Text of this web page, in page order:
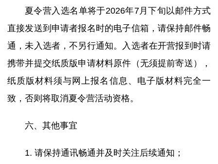
夏令营入选名单将于2026年7月下旬以邮件方式
直接发送到申请者报名时的电子信箱，请保持邮件畅
通，未入选者，不另行通知。入选者在开营报到时请
携带并提交纸质版申请材料原件（无须提前寄送），
纸质版材料须与网上报名信息、电子版材料完全一
致，否则将取消夏令营活动资格。
六、其他事宜
1. 请保持通讯畅通并及时关注后续通知；